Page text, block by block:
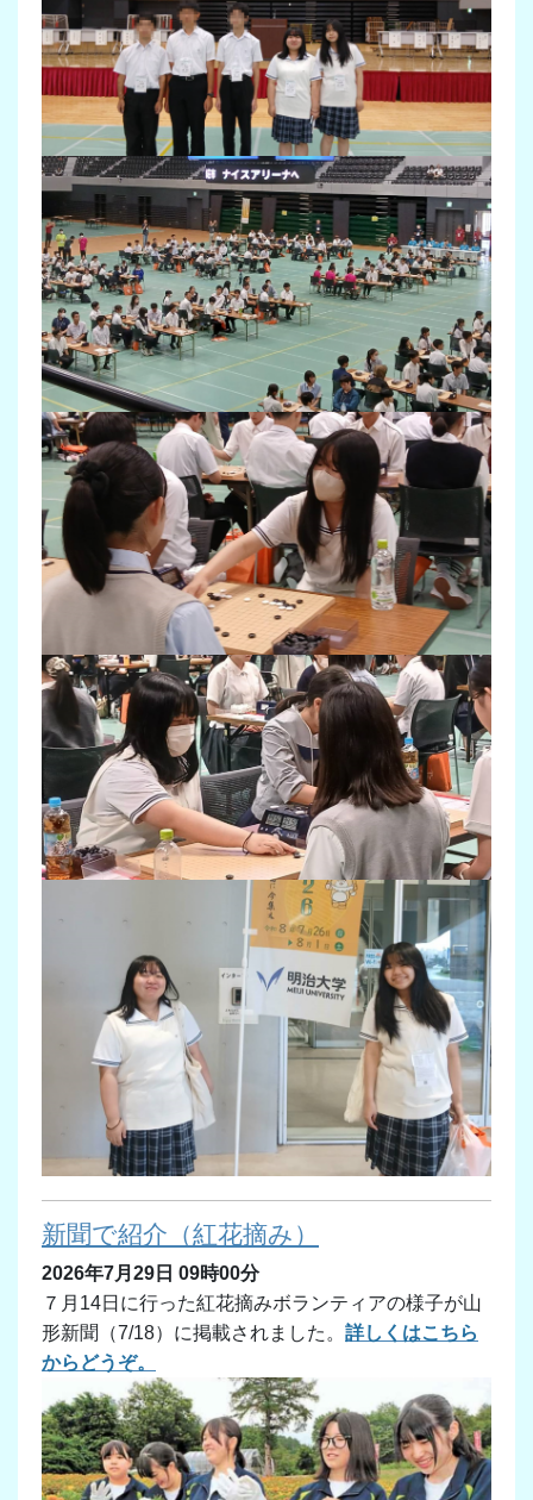
新聞で紹介（紅花摘み）
2026年7月29日 09時00分
７月14日に行った紅花摘みボランティアの様子が山
形新聞（7/18）に掲載されました。 詳しくはこちら
からどうぞ。